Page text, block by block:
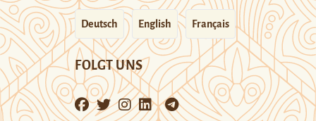
Deutsch English Français
FOLGT UNS